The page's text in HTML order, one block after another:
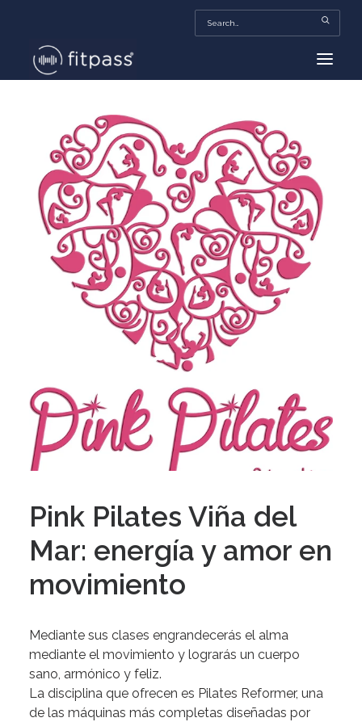
MEXICO
BEAUTY
FITPASS TV
FITBIZ
TRENDS
Pink Pilates Viña del
Mar: energía y amor en
movimiento
Mediante sus clases engrandecerás el alma
mediante el movimiento y lograrás un cuerpo
sano, armónico y feliz.
La disciplina que ofrecen es Pilates Reformer, una
de las máquinas más completas diseñadas por